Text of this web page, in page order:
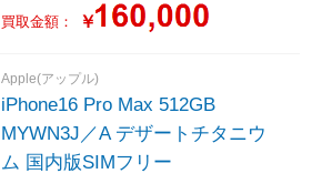
買取金額： ￥
Apple(アップル)
iPhone16 Pro Max 512GB
MYWN3J／A デザートチタニウ
ム 国内版SIMフリー